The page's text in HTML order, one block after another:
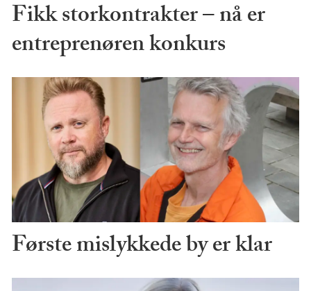
Fikk storkontrakter – nå er
entreprenøren konkurs
Første mislykkede by er klar